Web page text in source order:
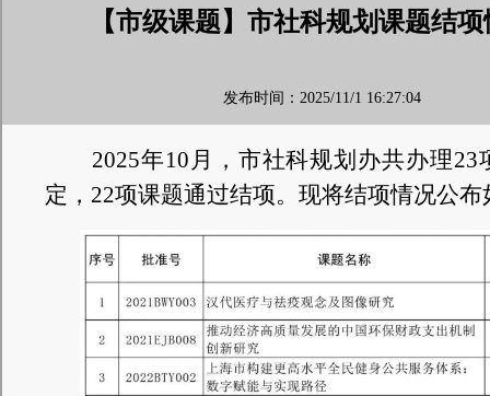
【市级课题】市社科规划课题结
发布时间：2025/11/1 16:27:04
2025年10月，市社科规划办共办理
定，22项课题通过结项。现将结项情况公布